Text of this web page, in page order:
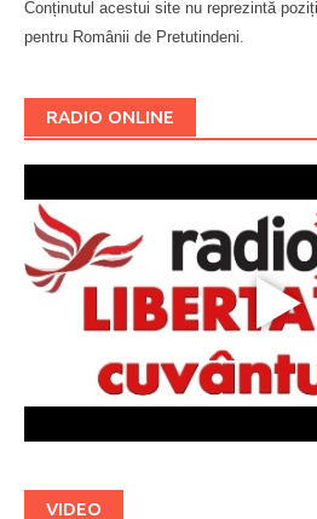
Conținutul acestui site nu reprezintă
pentru Românii de Pretutindeni.
RADIO ONLINE
VIDEO